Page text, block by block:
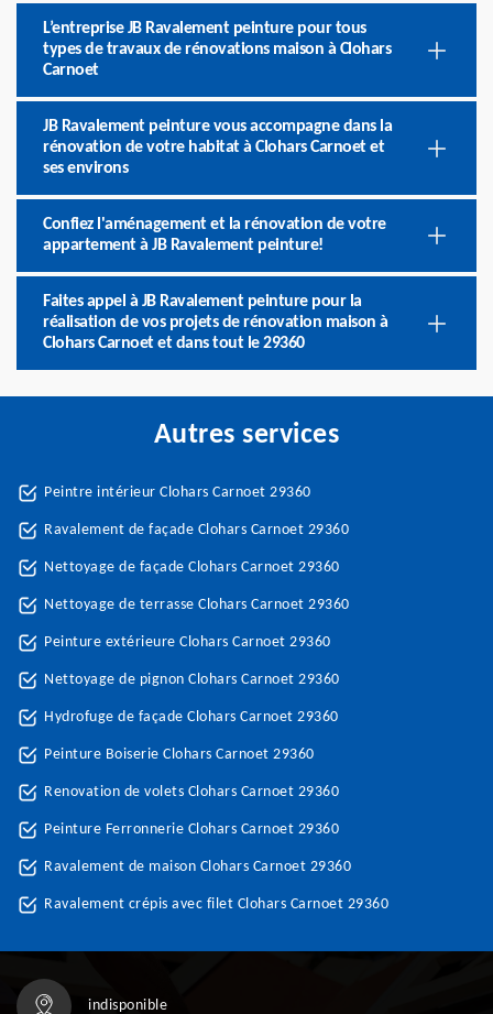
L’entreprise JB Ravalement peinture pour tous
types de travaux de rénovations maison à Clohars
Carnoet
JB Ravalement peinture vous accompagne dans la
rénovation de votre habitat à Clohars Carnoet et
ses environs
Confiez l'aménagement et la rénovation de votre
appartement à JB Ravalement peinture!
Faites appel à JB Ravalement peinture pour la
réalisation de vos projets de rénovation maison à
Clohars Carnoet et dans tout le 29360
Autres services
Peintre intérieur Clohars Carnoet 29360
Ravalement de façade Clohars Carnoet 29360
Nettoyage de façade Clohars Carnoet 29360
Nettoyage de terrasse Clohars Carnoet 29360
Peinture extérieure Clohars Carnoet 29360
Nettoyage de pignon Clohars Carnoet 29360
Hydrofuge de façade Clohars Carnoet 29360
Peinture Boiserie Clohars Carnoet 29360
Renovation de volets Clohars Carnoet 29360
Peinture Ferronnerie Clohars Carnoet 29360
Ravalement de maison Clohars Carnoet 29360
Ravalement crépis avec filet Clohars Carnoet 29360
indisponible